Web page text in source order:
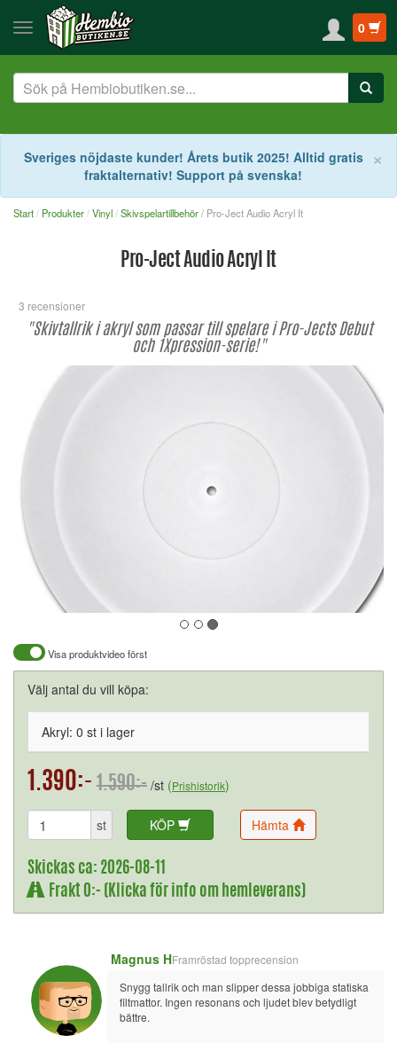
0
×
Sveriges nöjdaste kunder! Årets butik 2025! Alltid gratis
fraktalternativ! Support på svenska!
Start Produkter Vinyl Skivspelartillbehör/ Pro-Ject Audio Acryl It
Pro-Ject Audio Acryl It
3 recensioner
"Skivtallrik i akryl som passar till spelare i Pro-Jects Debut
och 1Xpression-serie!"
Visa produktvideo först
Välj antal du vill köpa:
Akryl: 0 st i lager
1.390:- 1.590:- /st (Prishistorik)
st KÖP Hämta
Skickas ca: 2026-08-11
Frakt 0:- (Klicka för info om hemleverans)
Magnus HFramröstad topprecension
Snygg tallrik och man slipper dessa jobbiga statiska
filtmattor. Ingen resonans och ljudet blev betydligt
bättre.